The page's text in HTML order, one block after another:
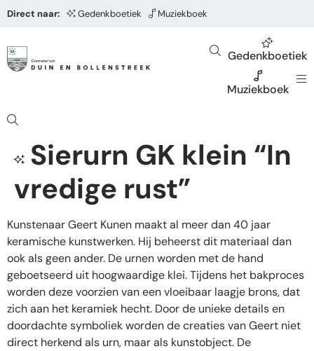
Direct naar: Gedenkboetiek Muziekboek
Gedenkboetiek
Muziekboek
Sierurn GK klein “In
vredige rust”
Kunstenaar Geert Kunen maakt al meer dan 40 jaar
keramische kunstwerken. Hij beheerst dit materiaal dan
ook als geen ander. De urnen worden met de hand
geboetseerd uit hoogwaardige klei. Tijdens het bakproces
worden deze voorzien van een vloeibaar laagje brons, dat
zich aan het keramiek hecht. Door de unieke details en
doordachte symboliek worden de creaties van Geert niet
direct herkend als urn, maar als kunstobject. De